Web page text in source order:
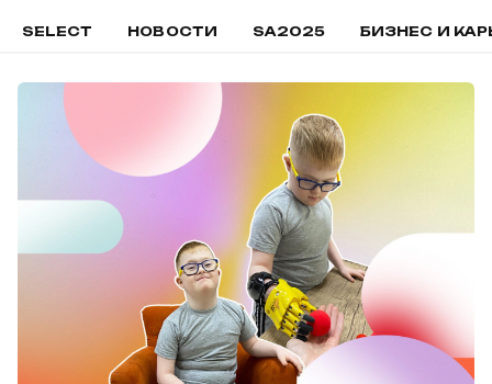
SELECT НОВОСТИ SA2025 БИЗНЕС И